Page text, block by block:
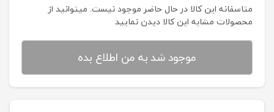
متاسفانه این کالا در حال حاضر موجود نیست. می‍توانید از
محصولات مشابه این کالا دیدن نمایید
موجود شد به من اطلاع بده